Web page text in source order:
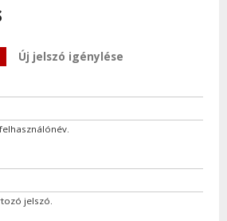
(aktív fül)
Új jelszó igénylése
jelszó.